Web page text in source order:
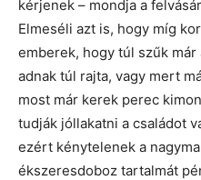
kérjenek – mondja a
Elmeséli azt is, hogy míg
emberek, hogy túl szűk
adnak túl rajta, vagy mert
most már kerek perec
tudják jóllakatni a családot
ezért kénytelenek a
ékszeresdoboz tartalmát